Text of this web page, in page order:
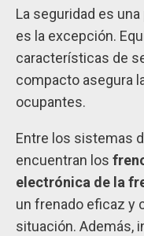
La seguridad es una
es la excepción.
características de
compacto asegura
ocupantes.
Entre los sistemas
encuentran los
electrónica de la
un frenado eficaz y
situación. Además,